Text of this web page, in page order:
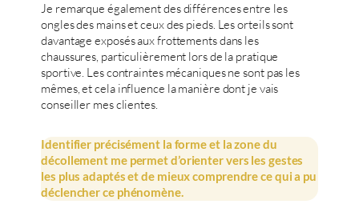
Je remarque également des différences entre les
ongles des mains et ceux des pieds. Les orteils sont
davantage exposés aux frottements dans les
chaussures, particulièrement lors de la pratique
sportive. Les contraintes mécaniques ne sont pas les
mêmes, et cela influence la manière dont je vais
conseiller mes clientes.
Identifier précisément la forme et la zone du
décollement me permet d’orienter vers les gestes
les plus adaptés et de mieux comprendre ce qui a pu
déclencher ce phénomène.